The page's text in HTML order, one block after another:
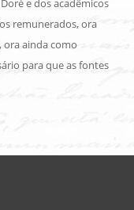
e dos acadêmicos
remunerados, ora
ora ainda como
para que as fontes